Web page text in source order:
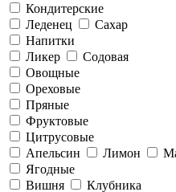
Кондитерские
Леденец
Сахар
Напитки
Ликер
Содовая
Овощные
Ореховые
Пряные
Фруктовые
Цитрусовые
Апельсин
Лимон
Ягодные
Вишня
Клубника